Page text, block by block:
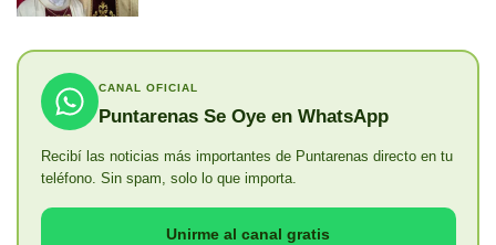
CANAL OFICIAL
Puntarenas Se Oye en WhatsApp
Recibí las noticias más importantes de Puntarenas directo en tu
teléfono. Sin spam, solo lo que importa.
Unirme al canal gratis